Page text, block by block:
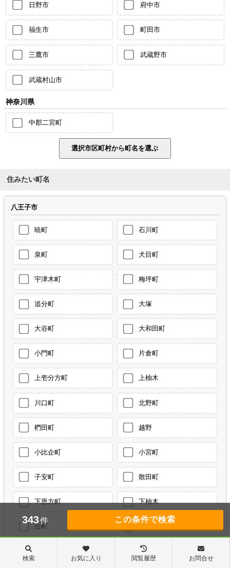
日野市 府中市
福生市 町田市
三鷹市 武蔵野市
武蔵村山市
神奈川県
中郡二宮町
住みたい町名
八王子市
暁町 石川町
泉町 犬目町
宇津木町 梅坪町
追分町 大塚
大谷町 大和田町
小門町 片倉町
上壱分方町 上柚木
川口町 北野町
椚田町 越野
小比企町 小宮町
子安町 散田町
下恩方町 下柚木
台町 大楽寺町
館町
343件
検索 お気に入り 閲覧履歴 お問合せ